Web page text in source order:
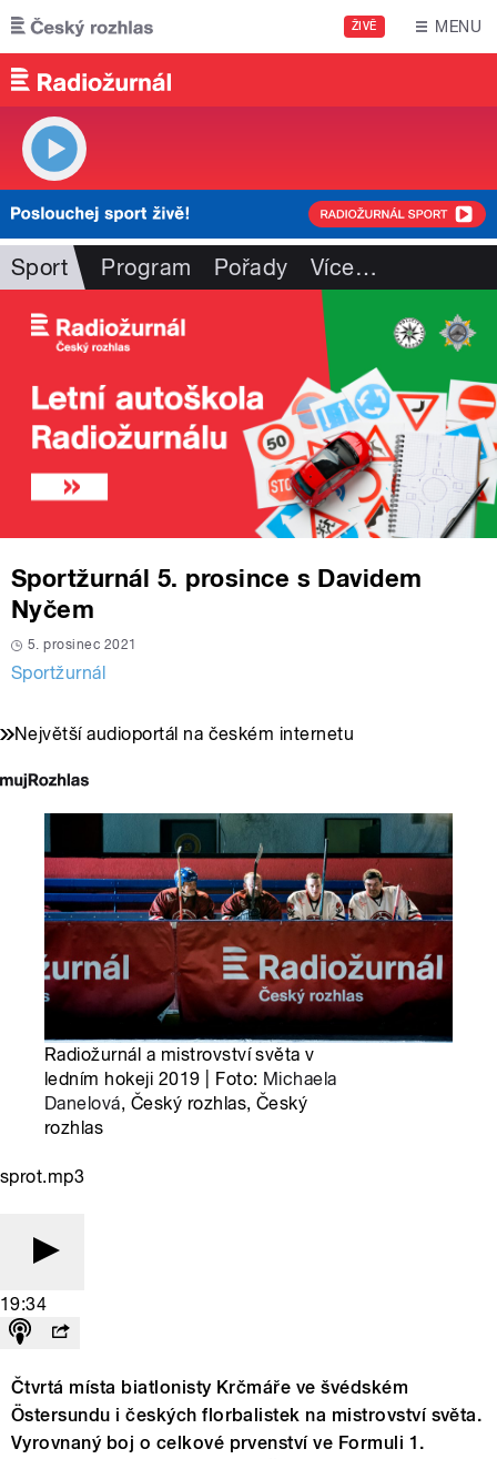
Přejít k hlavnímu obsahu
ŽIVĚ MENU
Sport Program Pořady Více…
Sportžurnál 5. prosince s Davidem
Nyčem
5. prosinec 2021
Sportžurnál
Největší audioportál na českém internetu
Radiožurnál a mistrovství světa v
ledním hokeji 2019 | Foto: Michaela
Danelová, Český rozhlas, Český
rozhlas
sprot.mp3
19:34
Čtvrtá místa biatlonisty Krčmáře ve švédském
Östersundu i českých florbalistek na mistrovství světa.
Vyrovnaný boj o celkové prvenství ve Formuli 1.